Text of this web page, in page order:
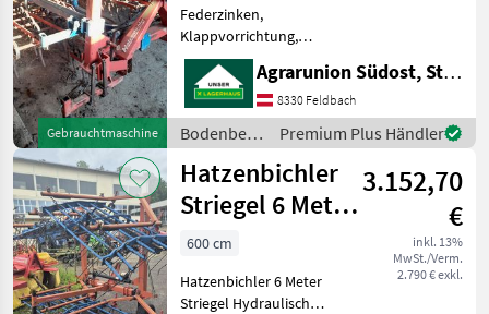
Gebrauchtmaschine
Federzinken,
Klappvorrichtung,
Nachlaufeinrichtung
Federzinkenegge der
renommierten Marke
Hatzenbichler steht zum
Verkauf in sehr gutem
Zustand!! 3, 2m
Arbeitsbreite
Agrarunion Südost, Standort Gniebing
8330 Feldbach
Bodenbearbeitung
/
Hatzenbichler
Premium Plus Händler
Hatzenbichler
Striegel 6 Meter
Hydraulisch
Klappbar
3.152,70
€
inkl. 13%
MwSt./Verm.
2.790 € exkl.
600 cm
Hatzenbichler 6 Meter
Striegel Hydraulisch